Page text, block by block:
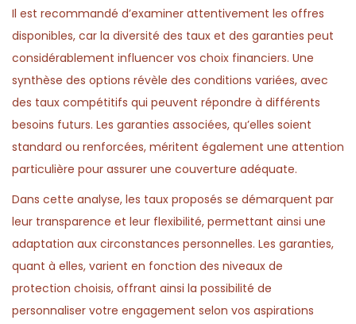
Il est recommandé d’examiner attentivement les offres
disponibles, car la diversité des taux et des garanties peut
considérablement influencer vos choix financiers. Une
synthèse des options révèle des conditions variées, avec
des taux compétitifs qui peuvent répondre à différents
besoins futurs. Les garanties associées, qu’elles soient
standard ou renforcées, méritent également une attention
particulière pour assurer une couverture adéquate.
Dans cette analyse, les taux proposés se démarquent par
leur transparence et leur flexibilité, permettant ainsi une
adaptation aux circonstances personnelles. Les garanties,
quant à elles, varient en fonction des niveaux de
protection choisis, offrant ainsi la possibilité de
personnaliser votre engagement selon vos aspirations